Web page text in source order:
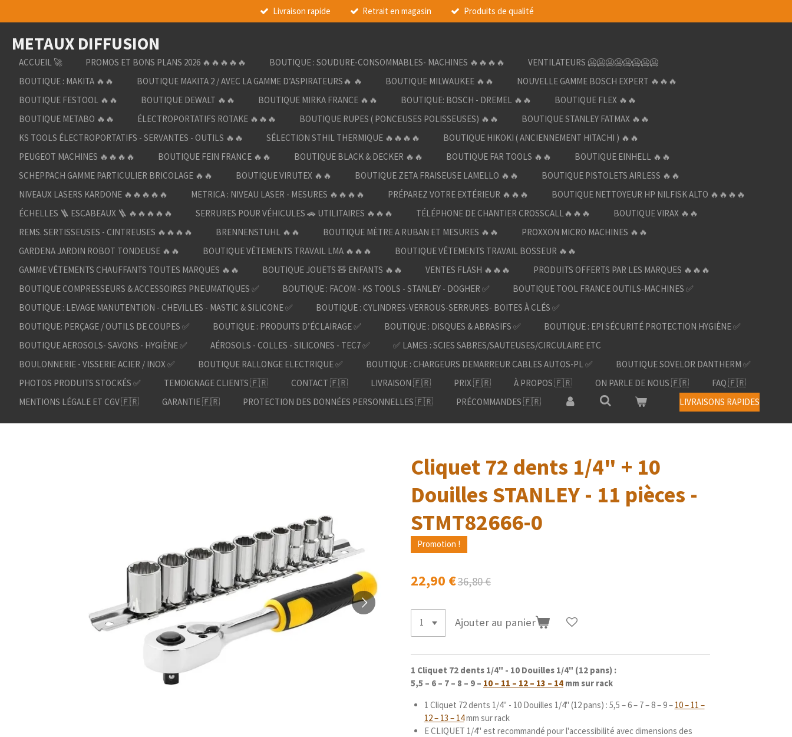
au
contenu
principal
Livraison rapide Retrait en magasin Produits de qualité
METAUX DIFFUSION
ACCUEIL 🚀 PROMOS ET BONS PLANS 2026 🔥🔥🔥🔥🔥 BOUTIQUE : SOUDURE-CONSOMMABLES- MACHINES 🔥🔥🔥🔥
VENTILATEURS 🥶🥶🥶🥶🥶🥶🥶🥶
BOUTIQUE : MAKITA 🔥🔥
BOUTIQUE MAKITA 2 / AVEC LA GAMME D’ASPIRATEURS🔥 🔥 BOUTIQUE MILWAUKEE 🔥🔥
NOUVELLE GAMME BOSCH EXPERT 🔥🔥🔥
BOUTIQUE FESTOOL 🔥🔥
BOUTIQUE DEWALT 🔥🔥 BOUTIQUE MIRKA FRANCE 🔥🔥 BOUTIQUE: BOSCH - DREMEL 🔥🔥
BOUTIQUE FLEX 🔥🔥
BOUTIQUE METABO 🔥🔥
ÉLECTROPORTATIFS ROTAKE 🔥🔥🔥 BOUTIQUE RUPES ( PONCEUSES POLISSEUSES) 🔥🔥
BOUTIQUE STANLEY FATMAX 🔥🔥
KS TOOLS ÉLECTROPORTATIFS - SERVANTES - OUTILS 🔥🔥
SÉLECTION STHIL THERMIQUE 🔥🔥🔥🔥
BOUTIQUE HIKOKI ( ANCIENNEMENT HITACHI ) 🔥🔥
PEUGEOT MACHINES 🔥🔥🔥🔥
BOUTIQUE FEIN FRANCE 🔥🔥 BOUTIQUE BLACK & DECKER 🔥🔥 BOUTIQUE FAR TOOLS 🔥🔥
BOUTIQUE EINHELL 🔥🔥
SCHEPPACH GAMME PARTICULIER BRICOLAGE 🔥🔥
BOUTIQUE VIRUTEX 🔥🔥 BOUTIQUE ZETA FRAISEUSE LAMELLO 🔥🔥
BOUTIQUE PISTOLETS AIRLESS 🔥🔥
NIVEAUX LASERS KARDONE 🔥🔥🔥🔥🔥
METRICA : NIVEAU LASER - MESURES 🔥🔥🔥🔥 PRÉPAREZ VOTRE EXTÉRIEUR 🔥🔥🔥
BOUTIQUE NETTOYEUR HP NILFISK ALTO 🔥🔥🔥🔥
ÉCHELLES 🪜 ESCABEAUX 🪜 🔥🔥🔥🔥🔥
SERRURES POUR VÉHICULES 🚗 UTILITAIRES 🔥🔥🔥 TÉLÉPHONE DE CHANTIER CROSSCALL🔥🔥🔥
BOUTIQUE VIRAX 🔥🔥
REMS. SERTISSEUSES - CINTREUSES 🔥🔥🔥🔥
BRENNENSTUHL 🔥🔥 BOUTIQUE MÈTRE A RUBAN ET MESURES 🔥🔥
PROXXON MICRO MACHINES 🔥🔥
GARDENA JARDIN ROBOT TONDEUSE 🔥🔥
BOUTIQUE VÊTEMENTS TRAVAIL LMA 🔥🔥🔥
BOUTIQUE VÊTEMENTS TRAVAIL BOSSEUR 🔥🔥
GAMME VÊTEMENTS CHAUFFANTS TOUTES MARQUES 🔥🔥
BOUTIQUE JOUETS 🧸 ENFANTS 🔥🔥 VENTES FLASH 🔥🔥🔥
PRODUITS OFFERTS PAR LES MARQUES 🔥🔥🔥
BOUTIQUE COMPRESSEURS & ACCESSOIRES PNEUMATIQUES ✅
BOUTIQUE : FACOM - KS TOOLS - STANLEY - DOGHER ✅
BOUTIQUE TOOL FRANCE OUTILS-MACHINES ✅
BOUTIQUE : LEVAGE MANUTENTION - CHEVILLES - MASTIC & SILICONE ✅
BOUTIQUE : CYLINDRES-VERROUS-SERRURES- BOITES À CLÉS ✅
BOUTIQUE: PERÇAGE / OUTILS DE COUPES ✅
BOUTIQUE : PRODUITS D’ÉCLAIRAGE ✅ BOUTIQUE : DISQUES & ABRASIFS ✅
BOUTIQUE : EPI SÉCURITÉ PROTECTION HYGIÈNE ✅
BOUTIQUE AEROSOLS- SAVONS - HYGIÈNE ✅
AÉROSOLS - COLLES - SILICONES - TEC7 ✅
✅ LAMES : SCIES SABRES/SAUTEUSES/CIRCULAIRE ETC
BOULONNERIE - VISSERIE ACIER / INOX ✅
BOUTIQUE RALLONGE ELECTRIQUE ✅ BOUTIQUE : CHARGEURS DEMARREUR CABLES AUTOS-PL ✅
BOUTIQUE SOVELOR DANTHERM ✅
PHOTOS PRODUITS STOCKÉS ✅
TEMOIGNAGE CLIENTS 🇫🇷 CONTACT 🇫🇷 LIVRAISON 🇫🇷 PRIX 🇫🇷 À PROPOS 🇫🇷 ON PARLE DE NOUS 🇫🇷
FAQ 🇫🇷
MENTIONS LÉGALE ET CGV 🇫🇷
GARANTIE 🇫🇷 PROTECTION DES DONNÉES PERSONNELLES 🇫🇷 PRÉCOMMANDES 🇫🇷 LIVRAISONS RAPIDES
Cliquet 72 dents 1/4" + 10
Douilles STANLEY - 11 pièces -
STMT82666-0
Promotion !
22,90 €36,80 €
Ajouter au panier
1 Cliquet 72 dents 1/4" - 10 Douilles 1/4" (12 pans) :
5,5 – 6 – 7 – 8 – 9 – 10 – 11 – 12 – 13 – 14 mm sur rack
1 Cliquet 72 dents 1/4" - 10 Douilles 1/4" (12 pans) : 5,5 – 6 – 7 – 8 – 9 – 10 – 11 –
12 – 13 – 14mm sur rack
E CLIQUET 1/4" est recommandé pour l'accessibilité avec dimensions des